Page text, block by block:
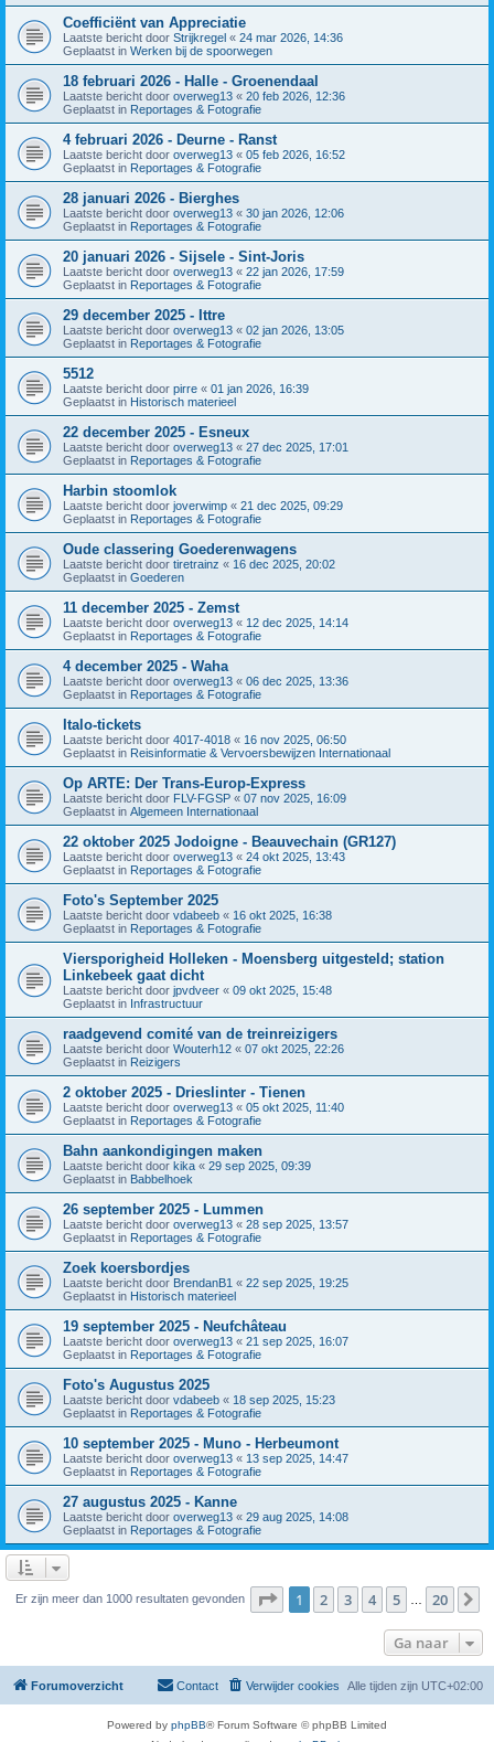
Coefficiënt van Appreciatie
Laatste bericht door Strijkregel « 24 mar 2026, 14:36
Geplaatst in Werken bij de spoorwegen
18 februari 2026 - Halle - Groenendaal
Laatste bericht door overweg13 « 20 feb 2026, 12:36
Geplaatst in Reportages & Fotografie
4 februari 2026 - Deurne - Ranst
Laatste bericht door overweg13 « 05 feb 2026, 16:52
Geplaatst in Reportages & Fotografie
28 januari 2026 - Bierghes
Laatste bericht door overweg13 « 30 jan 2026, 12:06
Geplaatst in Reportages & Fotografie
20 januari 2026 - Sijsele - Sint-Joris
Laatste bericht door overweg13 « 22 jan 2026, 17:59
Geplaatst in Reportages & Fotografie
29 december 2025 - Ittre
Laatste bericht door overweg13 « 02 jan 2026, 13:05
Geplaatst in Reportages & Fotografie
5512
Laatste bericht door pirre « 01 jan 2026, 16:39
Geplaatst in Historisch materieel
22 december 2025 - Esneux
Laatste bericht door overweg13 « 27 dec 2025, 17:01
Geplaatst in Reportages & Fotografie
Harbin stoomlok
Laatste bericht door joverwimp « 21 dec 2025, 09:29
Geplaatst in Reportages & Fotografie
Oude classering Goederenwagens
Laatste bericht door tiretrainz « 16 dec 2025, 20:02
Geplaatst in Goederen
11 december 2025 - Zemst
Laatste bericht door overweg13 « 12 dec 2025, 14:14
Geplaatst in Reportages & Fotografie
4 december 2025 - Waha
Laatste bericht door overweg13 « 06 dec 2025, 13:36
Geplaatst in Reportages & Fotografie
Italo-tickets
Laatste bericht door 4017-4018 « 16 nov 2025, 06:50
Geplaatst in Reisinformatie & Vervoersbewijzen Internationaal
Op ARTE: Der Trans-Europ-Express
Laatste bericht door FLV-FGSP « 07 nov 2025, 16:09
Geplaatst in Algemeen Internationaal
22 oktober 2025 Jodoigne - Beauvechain (GR127)
Laatste bericht door overweg13 « 24 okt 2025, 13:43
Geplaatst in Reportages & Fotografie
Foto's September 2025
Laatste bericht door vdabeeb « 16 okt 2025, 16:38
Geplaatst in Reportages & Fotografie
Viersporigheid Holleken - Moensberg uitgesteld; station
Linkebeek gaat dicht
Laatste bericht door jpvdveer « 09 okt 2025, 15:48
Geplaatst in Infrastructuur
raadgevend comité van de treinreizigers
Laatste bericht door Wouterh12 « 07 okt 2025, 22:26
Geplaatst in Reizigers
2 oktober 2025 - Drieslinter - Tienen
Laatste bericht door overweg13 « 05 okt 2025, 11:40
Geplaatst in Reportages & Fotografie
Bahn aankondigingen maken
Laatste bericht door kika « 29 sep 2025, 09:39
Geplaatst in Babbelhoek
26 september 2025 - Lummen
Laatste bericht door overweg13 « 28 sep 2025, 13:57
Geplaatst in Reportages & Fotografie
Zoek koersbordjes
Laatste bericht door BrendanB1 « 22 sep 2025, 19:25
Geplaatst in Historisch materieel
19 september 2025 - Neufchâteau
Laatste bericht door overweg13 « 21 sep 2025, 16:07
Geplaatst in Reportages & Fotografie
Foto's Augustus 2025
Laatste bericht door vdabeeb « 18 sep 2025, 15:23
Geplaatst in Reportages & Fotografie
10 september 2025 - Muno - Herbeumont
Laatste bericht door overweg13 « 13 sep 2025, 14:47
Geplaatst in Reportages & Fotografie
27 augustus 2025 - Kanne
Laatste bericht door overweg13 « 29 aug 2025, 14:08
Geplaatst in Reportages & Fotografie
Er zijn meer dan 1000 resultaten gevonden Pagina van 20
1 2 3 4 5 20
Ga naar
Forumoverzicht Alle tijden zijn UTC+02:00
Verwijder cookies
Contact
Powered by phpBB® Forum Software © phpBB Limited